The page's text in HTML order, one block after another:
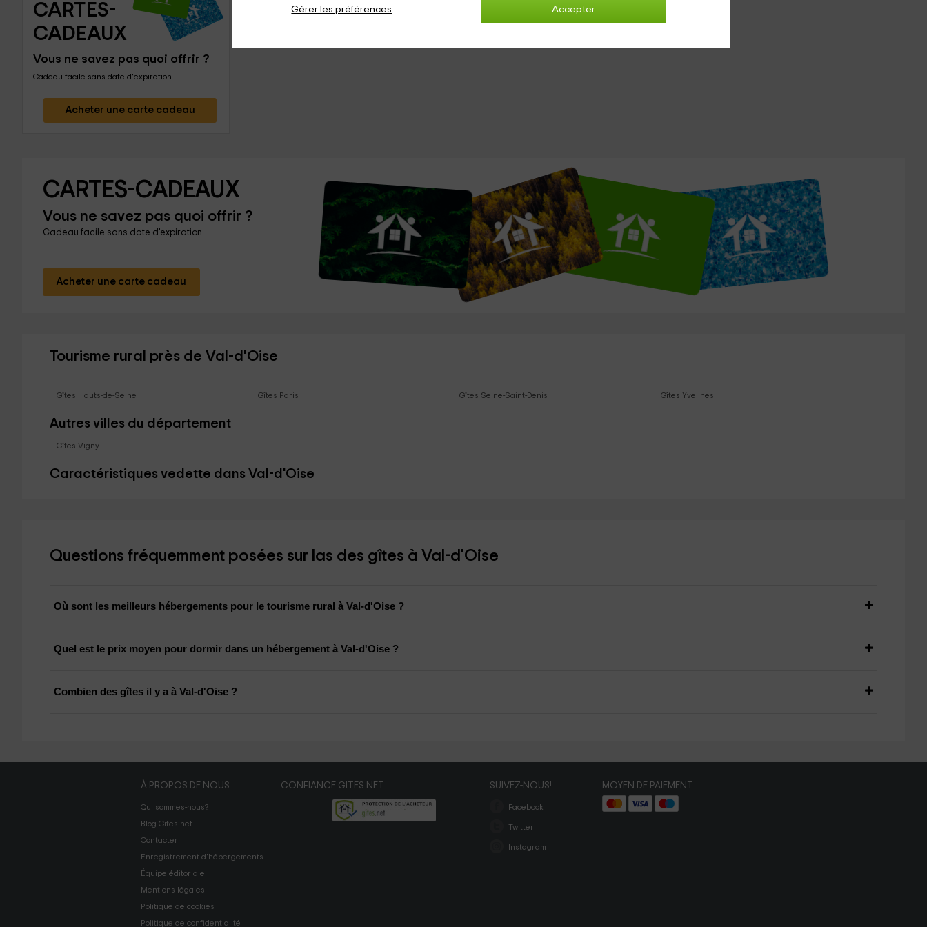
Accepter
Gérer les préférences
CARTES-
CADEAUX
Vous ne savez pas quoi offrir ?
Cadeau facile sans date d'expiration
Acheter une carte cadeau
CARTES-CADEAUX
Vous ne savez pas quoi offrir ?
Cadeau facile sans date d'expiration
Acheter une carte cadeau
Tourisme rural près de Val-d'Oise
Gîtes Hauts-de-Seine Gîtes Paris Gîtes Seine-Saint-Denis Gîtes Yvelines
Autres villes du département
Gîtes Vigny
Caractéristiques vedette dans Val-d'Oise
Questions fréquemment posées sur las des gîtes à Val-d'Oise
Où sont les meilleurs hébergements pour le tourisme rural à Val-d'Oise ?
Quel est le prix moyen pour dormir dans un hébergement à Val-d'Oise ?
Combien des gîtes il y a à Val-d'Oise ?
À PROPOS DE NOUS
Qui sommes-nous?
Blog Gites.net
Contacter
Enregistrement d'hébergements
Équipe éditoriale
Mentions légales
Politique de cookies
Politique de confidentialité
CONFIANCE GITES.NET SUIVEZ-NOUS!
Facebook
Twitter
Instagram
MOYEN DE PAIEMENT